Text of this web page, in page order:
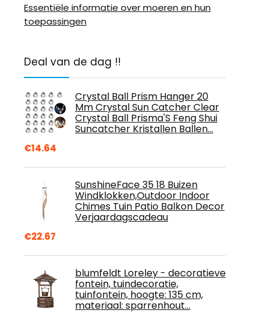
Essentiële informatie over moeren en hun
toepassingen
Deal van de dag !!
Crystal Ball Prism Hanger 20
Mm Crystal Sun Catcher Clear
Crystal Ball Prisma'S Feng Shui
Suncatcher Kristallen Ballen…
€14.64
SunshineFace 35 18 Buizen
Windklokken,Outdoor Indoor
Chimes Tuin Patio Balkon Decor
Verjaardagscadeau
€22.67
blumfeldt Loreley - decoratieve
fontein, tuindecoratie,
tuinfontein, hoogte: 135 cm,
materiaal: sparrenhout…